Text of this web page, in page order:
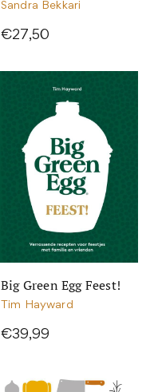
Sandra Bekkari
€27,50
Big Green Egg Feest!
Tim Hayward
€39,99